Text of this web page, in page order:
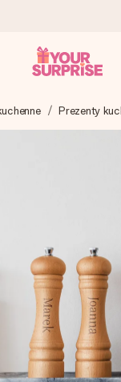
z troską i
możesz go dać
z życzeniami
w zaledwie
zdjęciem lub
problemu, po
Prezenty